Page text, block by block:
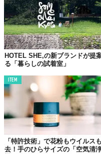
写真の通り、カラフルな正
て使用。明るい色合いの空
じゃなく、ウキウキした気
HOTEL SHE,の新ブランドが提
る「暮らしの試着室」
ITEM
「特許技術」で花粉もウイルス
去！手のひらサイズの「空気清